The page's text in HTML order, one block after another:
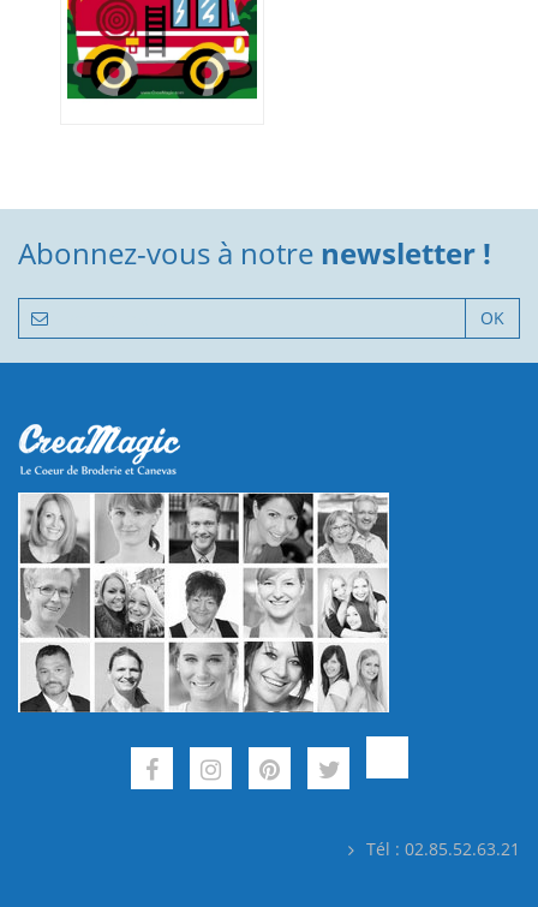
Abonnez-vous à notre newsletter !
OK
Tél : 02.85.52.63.21